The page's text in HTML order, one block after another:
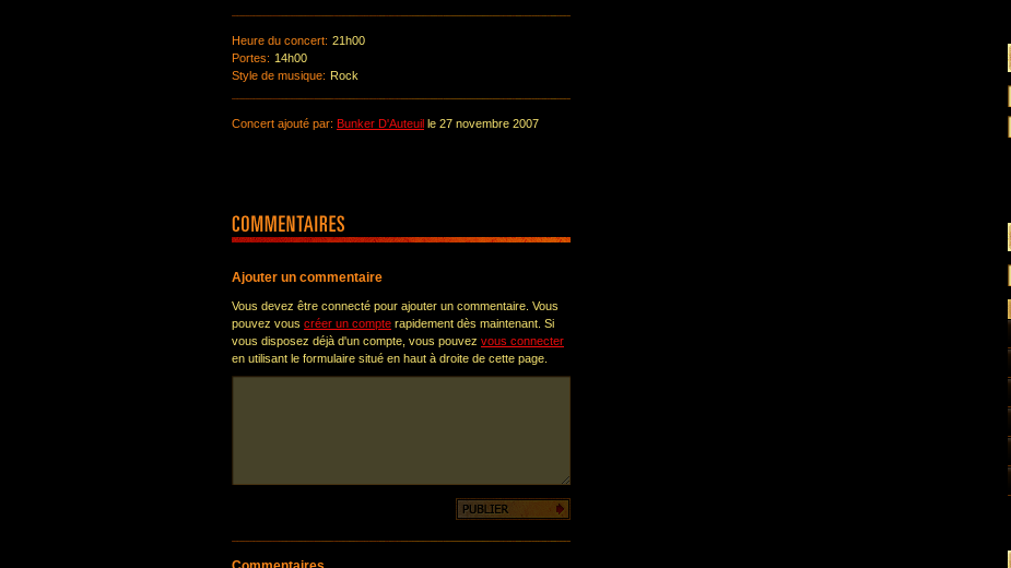
Heure du concert: 21h00
Portes: 14h00
Style de musique: Rock
Concert ajouté par: Bunker D'Auteuil le 27 novembre 2007
Ajouter un commentaire
Vous devez être connecté pour ajouter un commentaire. Vous
pouvez vous créer un compte rapidement dès maintenant. Si
vous disposez déjà d'un compte, vous pouvez vous connecter
en utilisant le formulaire situé en haut à droite de cette page.